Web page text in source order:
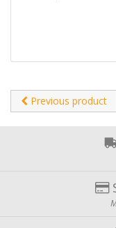
Previous product